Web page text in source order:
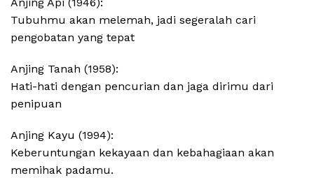
Tubuhmu akan melemah, jadi segeralah cari
pengobatan yang tepat
Anjing Tanah (1958):
Hati-hati dengan pencurian dan jaga dirimu dari
penipuan
Anjing Kayu (1994):
Keberuntungan kekayaan dan kebahagiaan akan
memihak padamu.